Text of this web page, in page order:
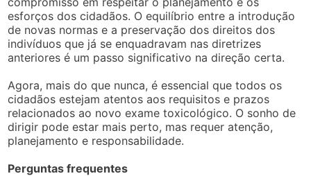
esforços dos cidadãos. O equilíbrio entre a introdução
de novas normas e a preservação dos direitos dos
indivíduos que já se enquadravam nas diretrizes
anteriores é um passo significativo na direção certa.
Agora, mais do que nunca, é essencial que todos os
cidadãos estejam atentos aos requisitos e prazos
relacionados ao novo exame toxicológico. O sonho de
dirigir pode estar mais perto, mas requer atenção,
planejamento e responsabilidade.
Perguntas frequentes